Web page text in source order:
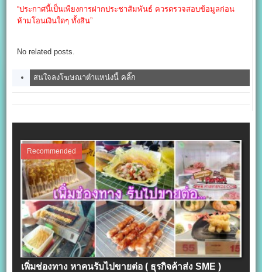
“ประกาศนี้เป็นเพียงการฝากประชาสัมพันธ์ ควรตรวจสอบข้อมูลก่อน
ห้ามโอนเงินใดๆ ทั้งสิน”
No related posts.
สนใจลงโฆษณาตำแหน่งนี้ คลิ๊ก
Recommended
เพิ่มช่องทาง หาคนรับไปขายต่อ ( ธุรกิจค้าส่ง SME )